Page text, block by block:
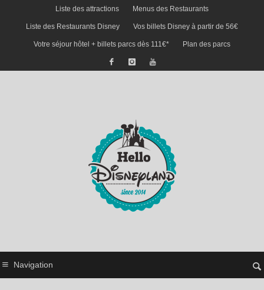
Liste des attractions Menus des Restaurants
Liste des Restaurants Disney Vos billets Disney à partir de 56€
Votre séjour hôtel + billets parcs dès 111€* Plan des parcs
Navigation